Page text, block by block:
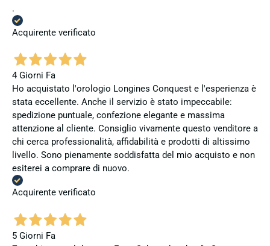
.
Acquirente verificato
4 Giorni Fa
Ho acquistato l'orologio Longines Conquest e l'esperienza è
stata eccellente. Anche il servizio è stato impeccabile:
spedizione puntuale, confezione elegante e massima
attenzione al cliente. Consiglio vivamente questo venditore a
chi cerca professionalità, affidabilità e prodotti di altissimo
livello. Sono pienamente soddisfatta del mio acquisto e non
esiterei a comprare di nuovo.
Acquirente verificato
5 Giorni Fa